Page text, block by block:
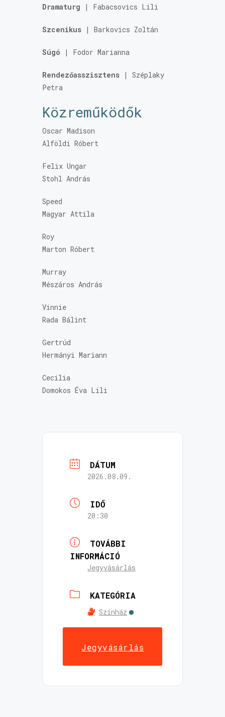
Dramaturg | Fabacsovics Lili
Szcenikus | Barkovics Zoltán
Súgó | Fodor Marianna
Rendezőasszisztens | Széplaky
Petra
Közreműködők
Oscar Madison
Alföldi Róbert
Felix Ungar
Stohl András
Speed
Magyar Attila
Roy
Marton Róbert
Murray
Mészáros András
Vinnie
Rada Bálint
Gertrúd
Hermányi Mariann
Cecilia
Domokos Éva Lili
DÁTUM
2026.08.09.
IDŐ
20:30
TOVÁBBI
INFORMÁCIÓ
Jegyvásárlás
KATEGÓRIA
Színház
Jegyvásárlás